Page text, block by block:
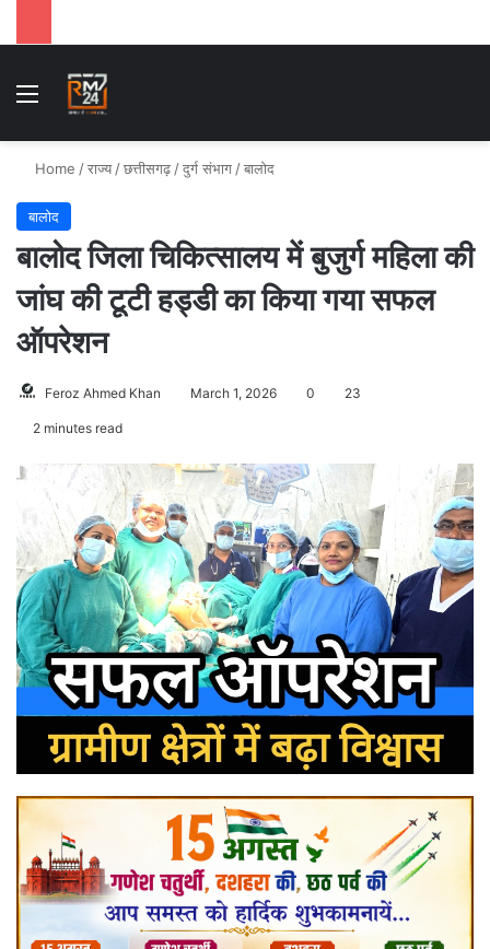
Menu
Home /राज्य /छत्तीसगढ़ /दुर्ग संभाग /बालोद
बालोद
बालोद जिला चिकित्सालय में बुजुर्ग महिला की
जांघ की टूटी हड्डी का किया गया सफल
ऑपरेशन
Feroz Ahmed Khan March 1, 2026 0 23
2 minutes read